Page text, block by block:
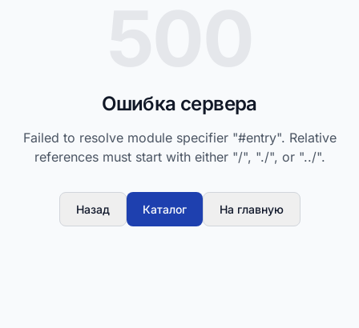
Ошибка сервера
Failed to resolve module specifier "#entry". Relative
references must start with either "/", "./", or "../".
Назад Каталог На главную